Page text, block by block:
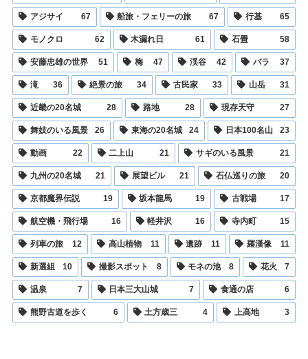
アジサイ 67 船旅・フェリーの旅 67 行基 65
モノクロ 62 木漏れ日 61 石畳 58
安藤忠雄の世界 51 梅 47 渓谷 42 バラ 37
滝 36 絶景の旅 34 古民家 33 山岳 31
近畿の20名城 28 路地 28 現存天守 27
舞妓のいる風景 26 東海の20名城 24 日本100名山 23
動画 22 二上山 21 サギのいる風景 21
九州の20名城 21 展望ビル 21 石仏巡りの旅 20
京都魔界伝説 19 坂本龍馬 19 古戦場 17
航空機・飛行場 16 軽井沢 16 寺内町 15
列車の旅 12 高山植物 11 遺跡 11 羅漢像 11
新選組 10 撮影スポット 8 モネの池 8 花火 7
温泉 7 日本三大山城 7 食通の店 6
熊野古道を歩く 6 土方歳三 4 上高地 3